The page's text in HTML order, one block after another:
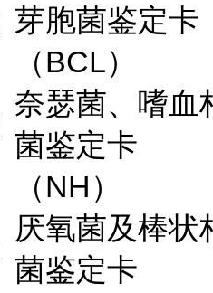
芽胞菌鉴定卡
（BCL）
奈瑟菌、嗜血
菌鉴定卡
（NH）
厌氧菌及棒状
菌鉴定卡